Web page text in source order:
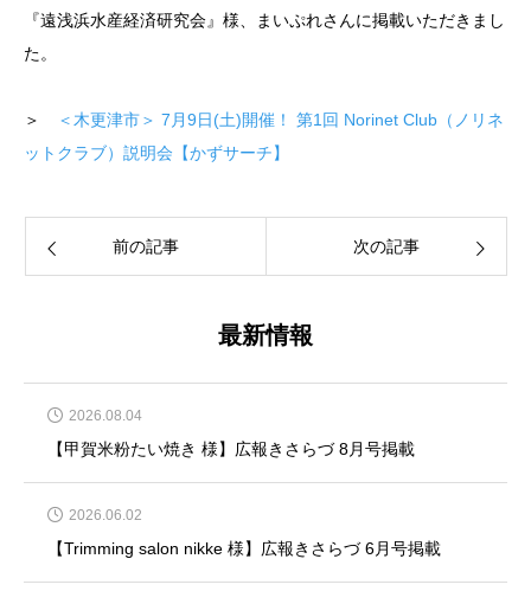
『遠浅浜水産経済研究会』様、まいぷれさんに掲載いただきまし
た。
＞
＜木更津市＞ 7月9日(土)開催！ 第1回 Norinet Club（ノリネ
ットクラブ）説明会【かずサーチ】
前の記事 次の記事
最新情報
2026.08.04
【甲賀米粉たい焼き 様】広報きさらづ 8月号掲載
2026.06.02
【Trimming salon nikke 様】広報きさらづ 6月号掲載